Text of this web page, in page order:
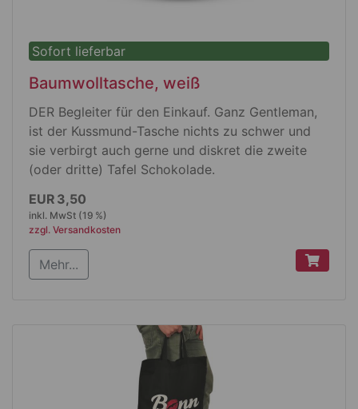
Sofort lieferbar
Baumwolltasche, weiß
DER Begleiter für den Einkauf. Ganz Gentleman,
ist der Kussmund-Tasche nichts zu schwer und
sie verbirgt auch gerne und diskret die zweite
(oder dritte) Tafel Schokolade.
Produktdetails
Farbe: weiß mit kurzen Henkeln
Größe: 38 x 42 cm
14 Liter
EUR 3,50
inkl. MwSt (19 %)
zzgl. Versandkosten
Mehr...